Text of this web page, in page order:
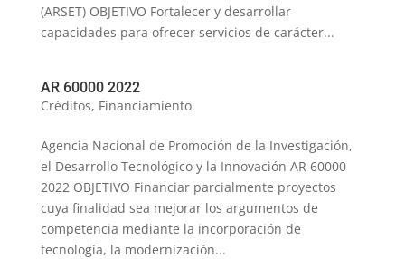
(ARSET) OBJETIVO Fortalecer y desarrollar
capacidades para ofrecer servicios de carácter...
AR 60000 2022
Créditos, Financiamiento
Agencia Nacional de Promoción de la Investigación,
el Desarrollo Tecnológico y la Innovación AR 60000
2022 OBJETIVO Financiar parcialmente proyectos
cuya finalidad sea mejorar los argumentos de
competencia mediante la incorporación de
tecnología, la modernización...